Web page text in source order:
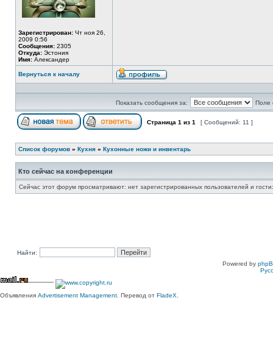
Зарегистрирован: Чт ноя 26,
2009 0:56
Сообщения: 2305
Откуда: Эстония
Имя: Александер
Вернуться к началу
Показать сообщения за: Поле
Страница 1 из 1 [ Сообщений: 11 ]
Список форумов » Кухня » Кухонные ножи и инвентарь
Кто сейчас на конференции
Сейчас этот форум просматривают: нет зарегистрированных пользователей и
Найти:
Powered by
Объявления Advertisement Management . Перевод от FladeX